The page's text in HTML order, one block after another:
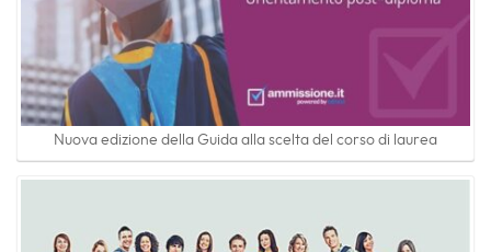
Nuova edizione della Guida alla scelta del corso di laurea